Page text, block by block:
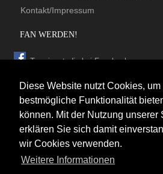
Diese Website nutzt Cookies, um
bestmögliche Funktionalität
können. Mit der Nutzung unserer
erklären Sie sich damit
wir Cookies verwenden.
Weitere Informationen
Kontakt/Impressum
FAN WERDEN!
Trauringstudio bei Facebook
Trauringstudio bei Twitter
Trauringstudio bei Pinterest
Trauringstudio bei flickr